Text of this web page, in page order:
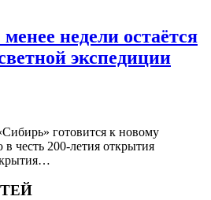
недели остаётся
экспедиции
готовится к новому
честь 200-летия открытия